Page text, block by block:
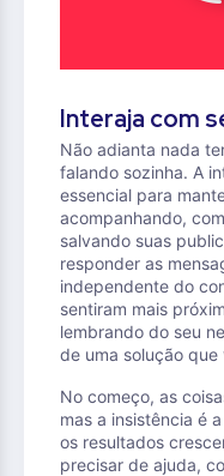
Interaja com
Não adianta nada
falando sozinha. A
essencial para
acompanhando,
salvando suas
responder as
independente do
sentiram mais
lembrando do seu
de uma solução
No começo, as
mas a insistência é
os resultados
precisar de ajuda,